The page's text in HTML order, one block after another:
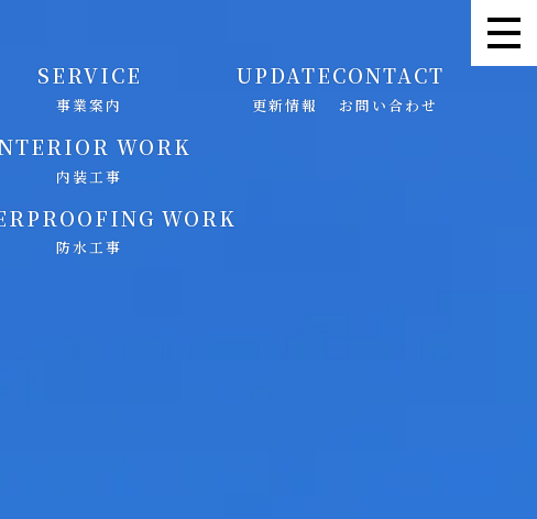
SERVICE
事業案内
WORK
内装工事
WORK
防水工事
UPDATE
更新情報
CONTACT
お問い合わせ